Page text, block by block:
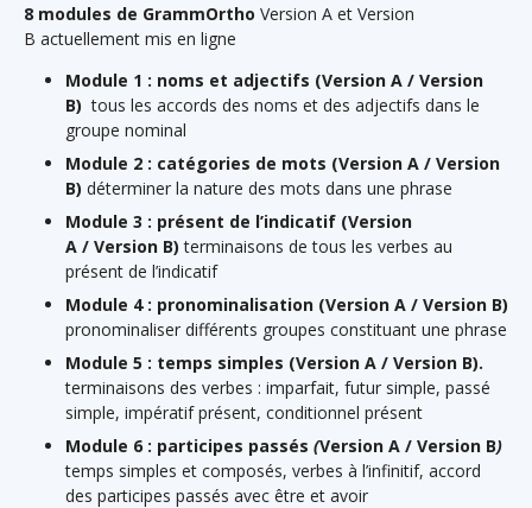
8 modules de GrammOrtho Version A et Version
B actuellement mis en ligne
Module 1 : noms et adjectifs (Version A / Version
B)tous les accords des noms et des adjectifs dans le
groupe nominal
Module 2 : catégories de mots (Version A / Version
B) déterminer la nature des mots dans une phrase
Module 3 : présent de l’indicatif (Version
A / Version B)terminaisons de tous les verbes au
présent de l’indicatif
Module 4 : pronominalisation (Version A / Version B)
pronominaliser différents groupes constituant une phrase
Module 5 : temps simples (Version A / Version B).
terminaisons des verbes : imparfait, futur simple, passé
simple, impératif présent, conditionnel présent
Module 6 : participes passés (Version A / Version B)
temps simples et composés, verbes à l’infinitif, accord
des participes passés avec être et avoir